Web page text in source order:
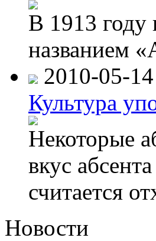
В 1913 году
названием
2010-05-
Культура
Некоторые
вкус
считается
Новости